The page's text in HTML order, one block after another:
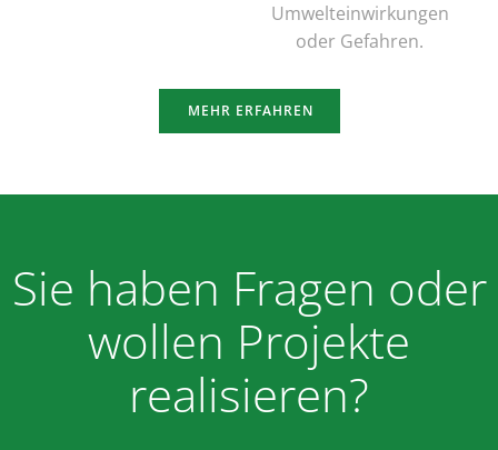
Umwelteinwirkungen
oder Gefahren.
MEHR ERFAHREN
Sie haben Fragen oder
wollen Projekte
realisieren?